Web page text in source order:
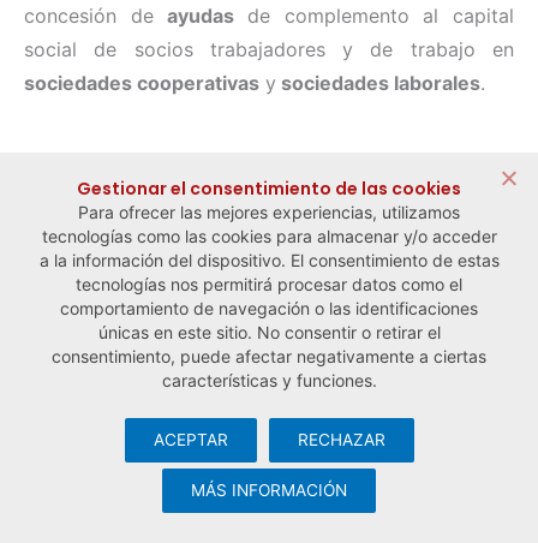
concesión deayudas de complemento al capital
social de socios trabajadores y de trabajo en
sociedades cooperativas y sociedades laborales.
← Noticia anterior Noticia siguiente →
© Observatorio Español de la Economía Social y del Trabajo
Aviso legal y política de privacidad
cookies· Desarrollo web:Visualco
Gestionar el consentimiento de las cookies
Para ofrecer las mejores experiencias, utilizamos
tecnologías como las cookies para almacenar y/o acceder
a la información del dispositivo. El consentimiento de estas
tecnologías nos permitirá procesar datos como el
comportamiento de navegación o las identificaciones
únicas en este sitio. No consentir o retirar el
consentimiento, puede afectar negativamente a ciertas
características y funciones.
ACEPTAR RECHAZAR
MÁS INFORMACIÓN